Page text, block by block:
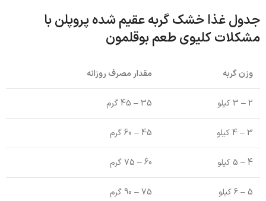
جدول غذا خشک گربه عقیم شده پروپلن با
مشکلات کلیوی طعم بوقلمون
وزن گربه مقدار مصرف روزانه
2 – 3 کیلو 35 – 45 گرم
3 – 4 کیلو 45 – 60 گرم
4 – 5 کیلو 60 – 75 گرم
5 – 6 کیلو 75 – 90 گرم